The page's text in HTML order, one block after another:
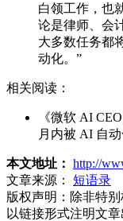
白领工作，也
论是律师、会
大多数任务都
动化。”
相关阅读：
《微软 AI
月内被 AI 自动
本文地址： http://
文章来源：
短语录
版权声明： 除非特
以链接形式注明文章